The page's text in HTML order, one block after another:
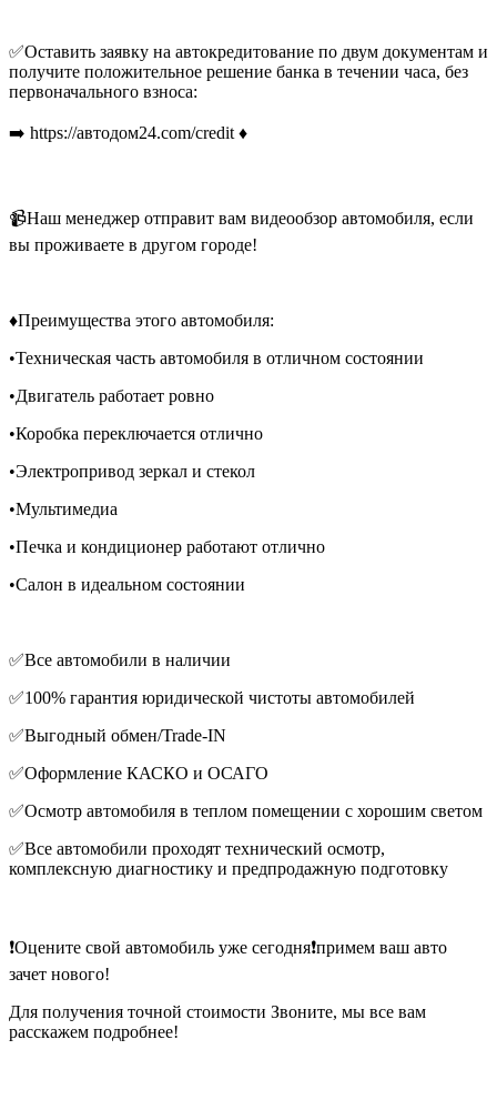
✅Оставить заявку на автокредитование по двум документам и
получите положительное решение банка в течении часа, без
первоначального взноса:
➡️ https://автодом24.com/credit ♦️
📹Наш менеджер отправит вам видеообзор автомобиля, если
вы проживаете в другом городе!
♦️Преимущества этого автомобиля:
•Техническая часть автомобиля в отличном состоянии
•Двигатель работает ровно
•Коробка переключается отлично
•Электропривод зеркал и стекол
•Мультимедиа
•Печка и кондиционер работают отлично
•Салон в идеальном состоянии
✅Все автомобили в наличии
✅100% гарантия юридической чистоты автомобилей
✅Выгодный обмен/Trade-IN
✅Оформление КАСКО и ОСАГО
✅Осмотр автомобиля в теплом помещении с хорошим светом
✅Все автомобили проходят технический осмотр,
комплексную диагностику и предпродажную подготовку
❗️Оцените свой автомобиль уже сегодня❗️примем ваш авто
зачет нового!
Для получения точной стоимости Звоните, мы все вам
расскажем подробнее!